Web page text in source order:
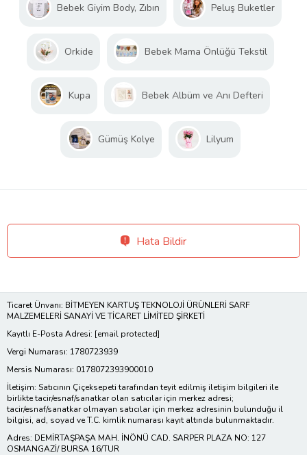
Bebek Giyim Body, Zıbın Peluş Buketler
Orkide Bebek Mama Önlüğü Tekstil
Kupa Bebek Albüm ve Anı Defteri
Gümüş Kolye Lilyum
Hata Bildir
Ticaret Ünvanı: BİTMEYEN KARTUŞ TEKNOLOJİ ÜRÜNLERİ SARF
MALZEMELERİ SANAYİ VE TİCARET LİMİTED ŞİRKETİ
Kayıtlı E-Posta Adresi: [email protected]
Vergi Numarası: 1780723939
Mersis Numarası: 0178072393900010
İletişim: Satıcının Çiçeksepeti tarafından teyit edilmiş iletişim bilgileri ile
birlikte tacir/esnaf/sanatkar olan satıcılar için merkez adresi;
tacir/esnaf/sanatkar olmayan satıcılar için merkez adresinin bulunduğu il
bilgisi, ad, soyad ve T.C. kimlik numarası kayıt altında bulunmaktadır.
Adres: DEMİRTAŞPAŞA MAH. İNÖNÜ CAD. SARPER PLAZA NO: 127
OSMANGAZİ/ BURSA 16/TUR